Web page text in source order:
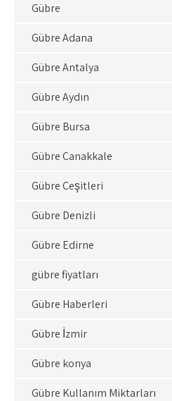
Gübre
Gübre Adana
Gübre Antalya
Gübre Aydın
Gübre Bursa
Gübre Çanakkale
Gübre Çeşitleri
Gübre Denizli
Gübre Edirne
gübre fiyatları
Gübre Haberleri
Gübre İzmir
Gübre konya
Gübre Kullanım Miktarları